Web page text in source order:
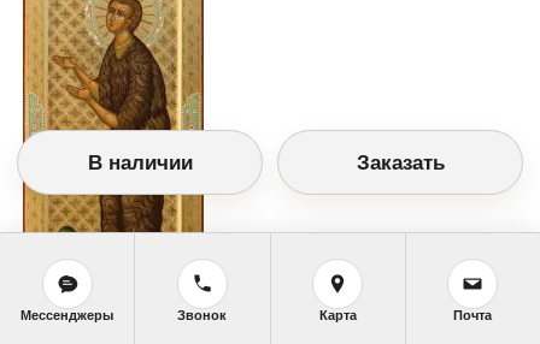
В наличии Заказать
Мессенджеры Звонок Карта Почта